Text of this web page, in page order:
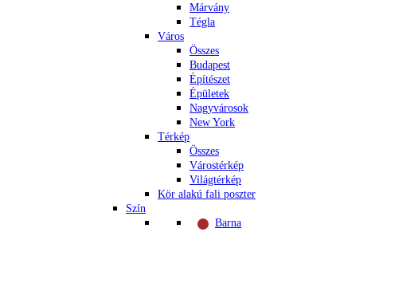
Márvány
Tégla
Város
Összes
Budapest
Építészet
Épületek
Nagyvárosok
New York
Térkép
Összes
Várostérkép
Világtérkép
Kör alakú fali poszter
Szín
Barna